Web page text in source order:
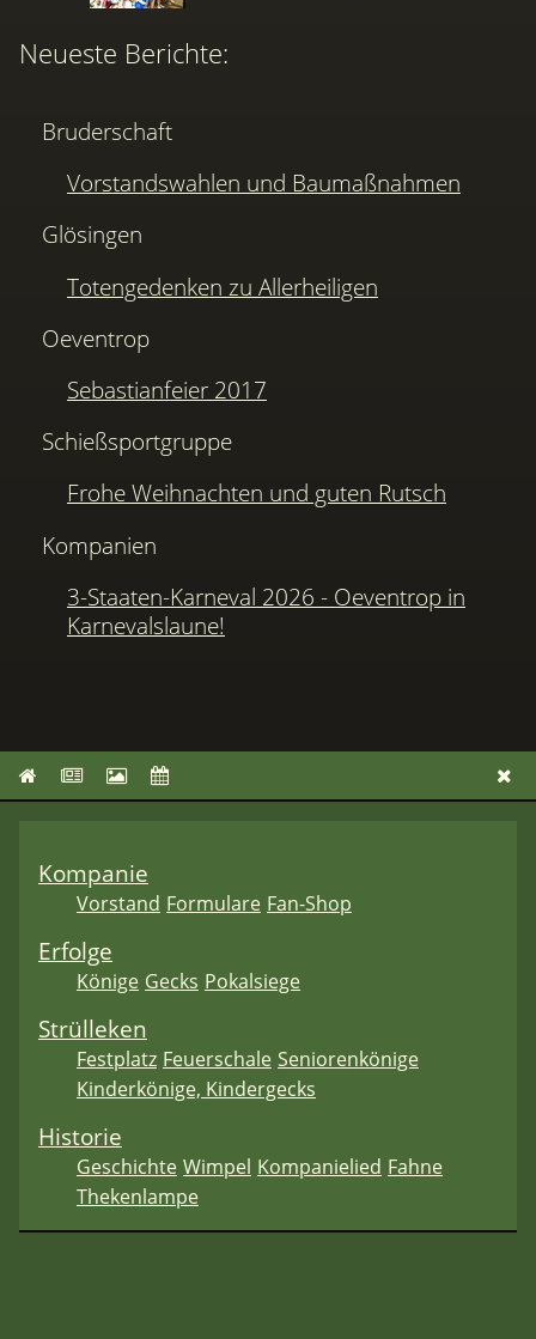
Neueste Berichte:
Bruderschaft
Vorstandswahlen und Baumaßnahmen
Glösingen
Totengedenken zu Allerheiligen
Oeventrop
Sebastianfeier 2017
Schießsportgruppe
Frohe Weihnachten und guten Rutsch
Kompanien
3-Staaten-Karneval 2026 - Oeventrop in
Karnevalslaune!
Kompanie
Vorstand Formulare Fan-Shop
Erfolge
Könige Gecks Pokalsiege
Strülleken
Festplatz Feuerschale Seniorenkönige
Kinderkönige, Kindergecks
Historie
Geschichte Wimpel Kompanielied Fahne
Thekenlampe